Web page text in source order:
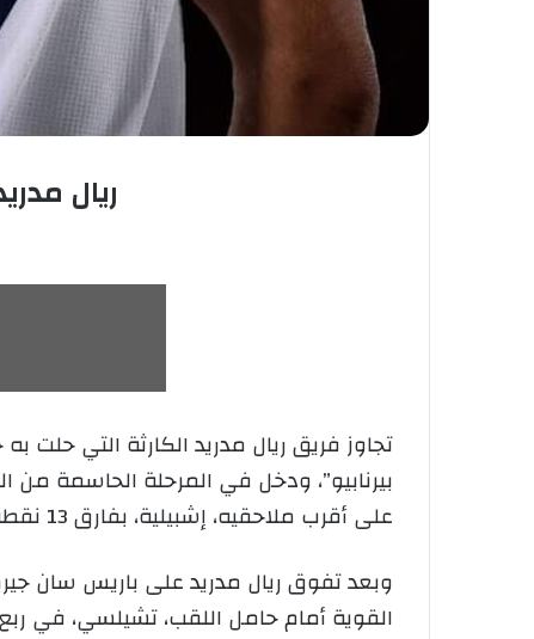
ريال
تجاوز فريق ريال مدريد الكارثة التي حلت
بيرنابيو”، ودخل في المرحلة الحاسمة
على أقرب ملاحقيه، إشبيلية، بفارق 13 نقطة، كما أن حظوظه في التقدم نحو نصف نهائي دوري أبطال أوروبا باتت كبيرة.
وبعد تفوق ريال مدريد على باريس سان
القوية أمام حامل اللقب، تشيلسي، في ربع